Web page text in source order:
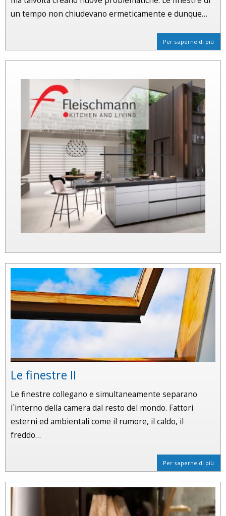
un tempo non chiudevano ermeticamente e dunque…
Per saperne di più
Le finestre II
Le finestre collegano e simultaneamente separano
l`interno della camera dal resto del mondo. Fattori
esterni ed ambientali come il rumore, il caldo, il
freddo…
Per saperne di più